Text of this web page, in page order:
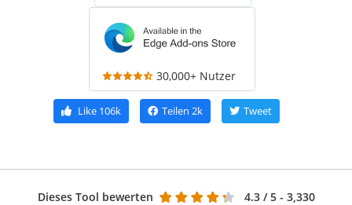
30,000+ Nutzer
Like 106k Teilen 2k Tweet
Dieses Tool bewerten 4.3 / 5 - 3,330